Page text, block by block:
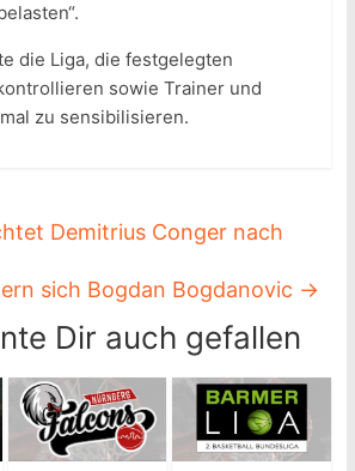
die Liga, die festgelegten
sowie Trainer und
zu sensibilisieren.
Demitrius Conger nach
sich Bogdan Bogdanovic →
Dir auch gefallen